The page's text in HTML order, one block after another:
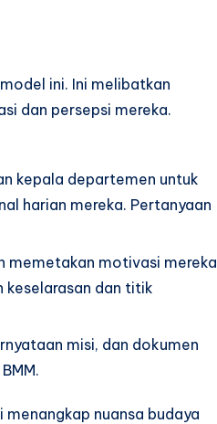
ini. Ini melibatkan
dan persepsi mereka.
kepala departemen untuk
harian mereka. Pertanyaan
memetakan motivasi mereka
keselarasan dan titik
misi, dan dokumen
nuansa budaya